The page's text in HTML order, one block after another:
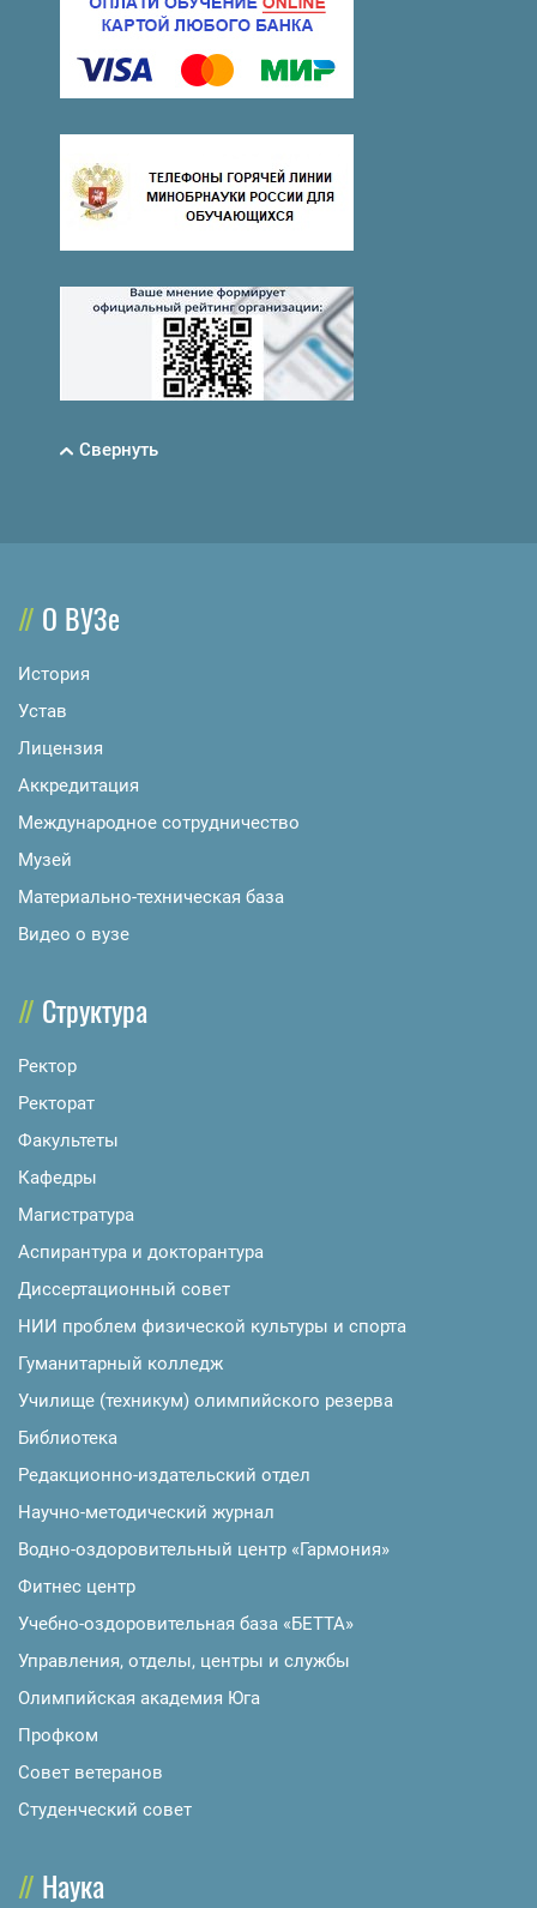
Свернуть
О ВУЗе
История
Устав
Лицензия
Аккредитация
Международное сотрудничество
Музей
Материально-техническая база
Видео о вузе
Структура
Ректор
Ректорат
Факультеты
Кафедры
Магистратура
Аспирантура и докторантура
Диссертационный совет
НИИ проблем физической культуры и спорта
Гуманитарный колледж
Училище (техникум) олимпийского резерва
Библиотека
Редакционно-издательский отдел
Научно-методический журнал
Водно-оздоровительный центр «Гармония»
Фитнес центр
Учебно-оздоровительная база «БЕТТА»
Управления, отделы, центры и службы
Олимпийская академия Юга
Профком
Совет ветеранов
Студенческий совет
Наука